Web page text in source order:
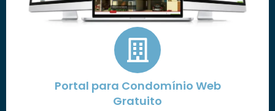
Portal para Condomínio Web
Gratuito